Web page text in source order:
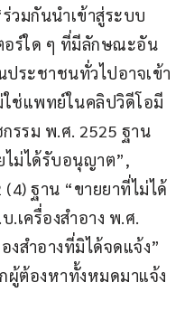
วมกันนำเข้าสู่ระบบ
อร์ใด ๆ ที่มีลักษณะอัน
ระชาชนทั่วไปอาจเข้า
ใช่แพทย์ในคลิปวิดีโอมี
รรม พ.ศ. 2525 ฐาน
ไม่ได้รับอนุญาต”,
ฐาน “ขายยาที่ไม่ได้
เครื่องสำอาง พ.ศ.
งสำอางที่มิได้จดแจ้ง”
ผู้ต้องหาทั้งหมดมาแจ้ง